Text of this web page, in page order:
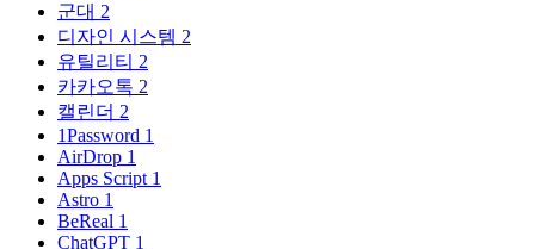
군대 2
디자인 시스템 2
유틸리티 2
카카오톡 2
캘린더 2
1Password 1
AirDrop 1
Apps Script 1
Astro 1
BeReal 1
ChatGPT 1